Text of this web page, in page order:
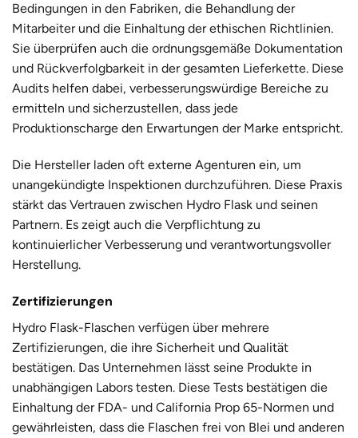
Bedingungen in den Fabriken, die Behandlung der
Mitarbeiter und die Einhaltung der ethischen Richtlinien.
Sie überprüfen auch die ordnungsgemäße Dokumentation
und Rückverfolgbarkeit in der gesamten Lieferkette. Diese
Audits helfen dabei, verbesserungswürdige Bereiche zu
ermitteln und sicherzustellen, dass jede
Produktionscharge den Erwartungen der Marke entspricht.
Die Hersteller laden oft externe Agenturen ein, um
unangekündigte Inspektionen durchzuführen. Diese Praxis
stärkt das Vertrauen zwischen Hydro Flask und seinen
Partnern. Es zeigt auch die Verpflichtung zu
kontinuierlicher Verbesserung und verantwortungsvoller
Herstellung.
Zertifizierungen
Hydro Flask-Flaschen verfügen über mehrere
Zertifizierungen, die ihre Sicherheit und Qualität
bestätigen. Das Unternehmen lässt seine Produkte in
unabhängigen Labors testen. Diese Tests bestätigen die
Einhaltung der FDA- und California Prop 65-Normen und
gewährleisten, dass die Flaschen frei von Blei und anderen